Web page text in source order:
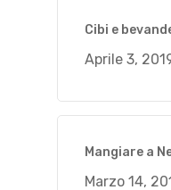
Cibi e
Aprile 3,
Mangiare a
Marzo 14,